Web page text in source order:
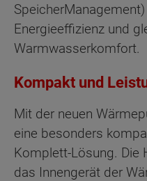
Energieeffizienz und
Warmwasserkomfort.
Kompakt und
Mit der neuen
eine besonders
Komplett-Lösung. Die
das Innengerät der